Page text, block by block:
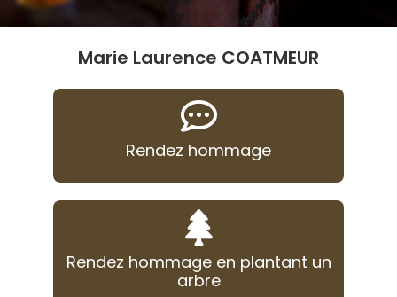
Marie Laurence COATMEUR
Rendez hommage
Rendez hommage en plantant un
arbre